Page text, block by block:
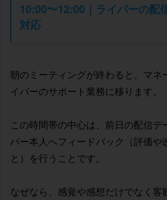
10:00〜12:00｜ライバーの配
対応
朝のミーティングが終わると、マネ
イバーのサポート業務に移ります。
この時間帯の中心は、前日の配信デ
バー本人へフィードバック（評価や
と）を行うことです。
なぜなら、感覚や感想だけでなく客